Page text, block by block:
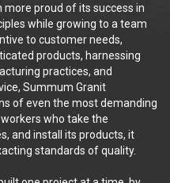
proud of its success in
while growing to a team
to customer needs,
products, harnessing
practices, and
Summum Granit
of even the most demanding
who take the
and install its products, it
standards of quality.